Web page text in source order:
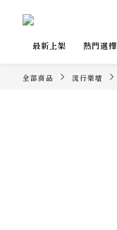
最新上架 熱門選擇
全部商品 流行樂壇